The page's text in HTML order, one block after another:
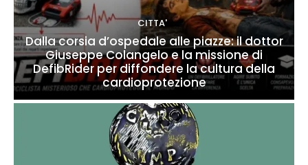
CITTA'
Dalla corsia d’ospedale alle piazze: il dottor
Giuseppe Colangelo e la missione di
DefibRider per diffondere la cultura della
cardioprotezione